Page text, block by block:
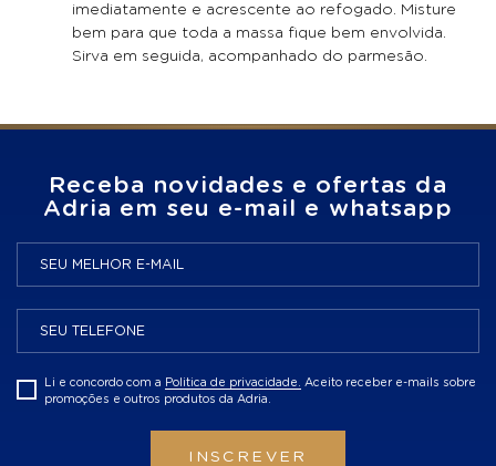
imediatamente e acrescente ao refogado. Misture
bem para que toda a massa fique bem envolvida.
Sirva em seguida, acompanhado do parmesão.
Receba novidades e ofertas da
Adria em seu e-mail e whatsapp
Li e concordo com a Politica de privacidade. Aceito receber e-mails sobre
promoções e outros produtos da Adria.
INSCREVER